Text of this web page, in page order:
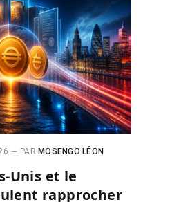
PAR MOSENGO LÉON
Unis et le
rapprocher